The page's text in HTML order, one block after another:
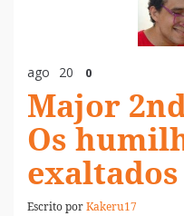
ago 20 0
Major
Os
exaltados
Escrito porKakeru17